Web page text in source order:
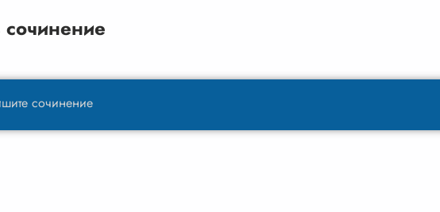
сочинение